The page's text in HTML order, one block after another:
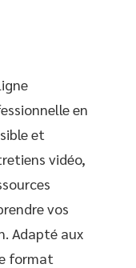
en
et
vidéo,
vos
Adapté aux
format